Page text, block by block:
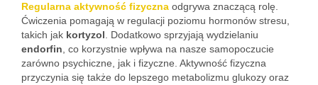
Regularna aktywność fizyczna odgrywa znaczącą rolę.
Ćwiczenia pomagają w regulacji poziomu hormonów stresu,
takich jak kortyzol . Dodatkowo sprzyjają wydzielaniu
endorfin , co korzystnie wpływa na nasze samopoczucie
zarówno psychiczne, jak i fizyczne. Aktywność fizyczna
przyczynia się także do lepszego metabolizmu glukozy oraz